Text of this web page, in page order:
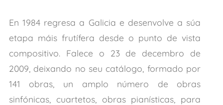
En 1984 regresa a Galicia e desenvolve a súa
etapa máis frutífera desde o punto de vista
compositivo. Falece o 23 de decembro de
2009, deixando no seu catálogo, formado por
141 obras, un amplo número de obras
sinfónicas, cuartetos, obras pianísticas, para